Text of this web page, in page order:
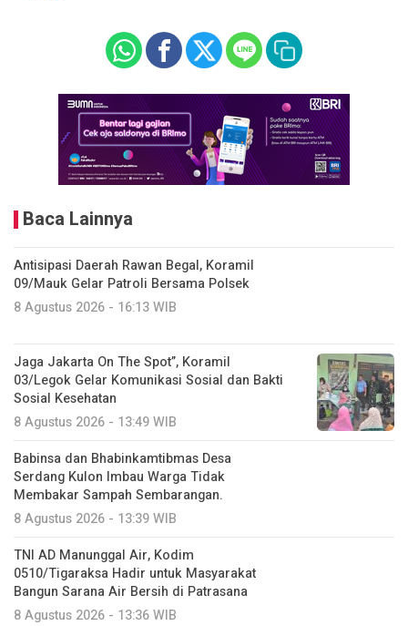
Baca Lainnya
Antisipasi Daerah Rawan Begal, Koramil
09/Mauk Gelar Patroli Bersama Polsek
8 Agustus 2026 - 16:13 WIB
Jaga Jakarta On The Spot”, Koramil
03/Legok Gelar Komunikasi Sosial dan Bakti
Sosial Kesehatan
8 Agustus 2026 - 13:49 WIB
Babinsa dan Bhabinkamtibmas Desa
Serdang Kulon Imbau Warga Tidak
Membakar Sampah Sembarangan.
8 Agustus 2026 - 13:39 WIB
TNI AD Manunggal Air, Kodim
0510/Tigaraksa Hadir untuk Masyarakat
Bangun Sarana Air Bersih di Patrasana
8 Agustus 2026 - 13:36 WIB